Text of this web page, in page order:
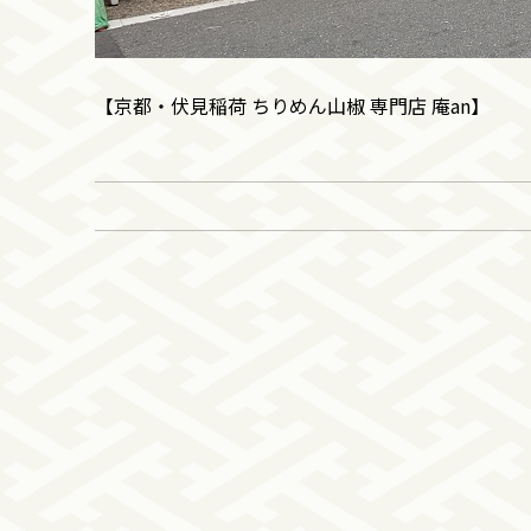
【京都・伏見稲荷 ちりめん山椒 専門店 庵an】